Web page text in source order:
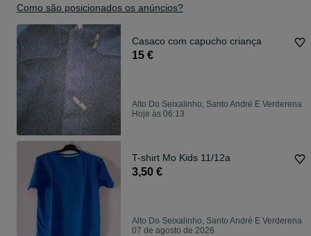
Como são posicionados os anúncios?
Casaco com capucho criança
15 €
Alto Do Seixalinho, Santo André E Verderena
Hoje às 06:13
T-shirt Mo Kids 11/12a
3,50 €
Alto Do Seixalinho, Santo André E Verderena
07 de agosto de 2026